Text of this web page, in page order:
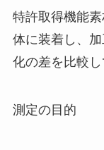
特許取得機能
体に装着し、
化の差を比較し
測定の目的